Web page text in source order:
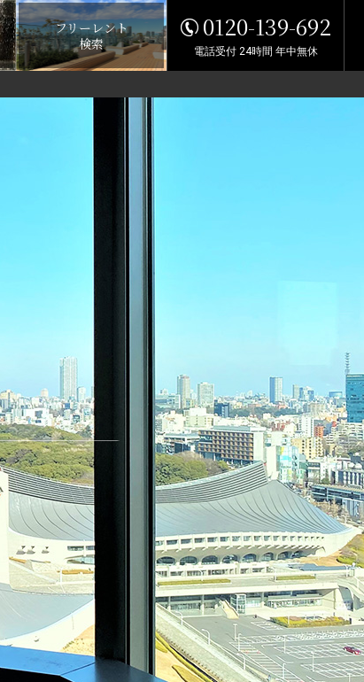
フリーレント
検索
0120-139-692
電話受付 24時間 年中無休